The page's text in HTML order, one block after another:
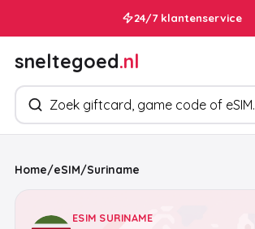
Binnen 30 seconden in je
24/7 klantenservice
sneltegoed.nl
Zoek producten
Home/eSIM/Suriname
ESIM SURINAME